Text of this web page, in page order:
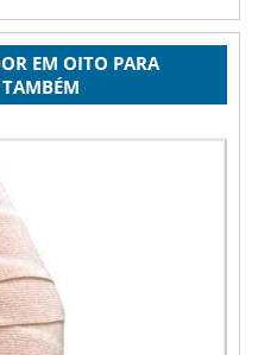
EM OITO PARA